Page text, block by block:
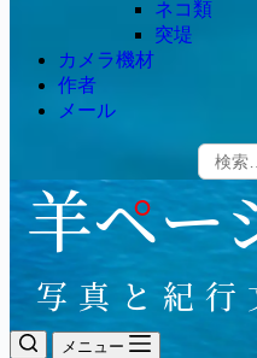
ネコ類
突堤
カメラ機材
作者
メール
メニュー